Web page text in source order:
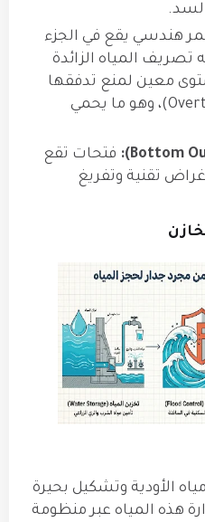
هندسي يقع في الجزء
المياه الزائدة
معين لمنع تدفقها
فوق قمة السد (Overtopping)، وهو ما يحمي
فتحات تقع
تقنية وتفريغ
الأودية وتشكيل بحيرة
هذه المياه عبر منظومة